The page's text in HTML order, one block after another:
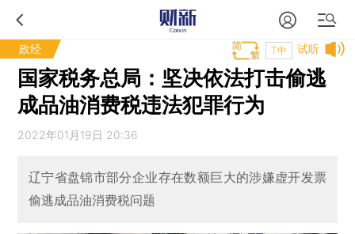
政经 试听
T中
国家税务总局：坚决依法打击偷逃
成品油消费税违法犯罪行为
2022年01月19日 20:36
辽宁省盘锦市部分企业存在数额巨大的涉嫌虚开发票
偷逃成品油消费税问题